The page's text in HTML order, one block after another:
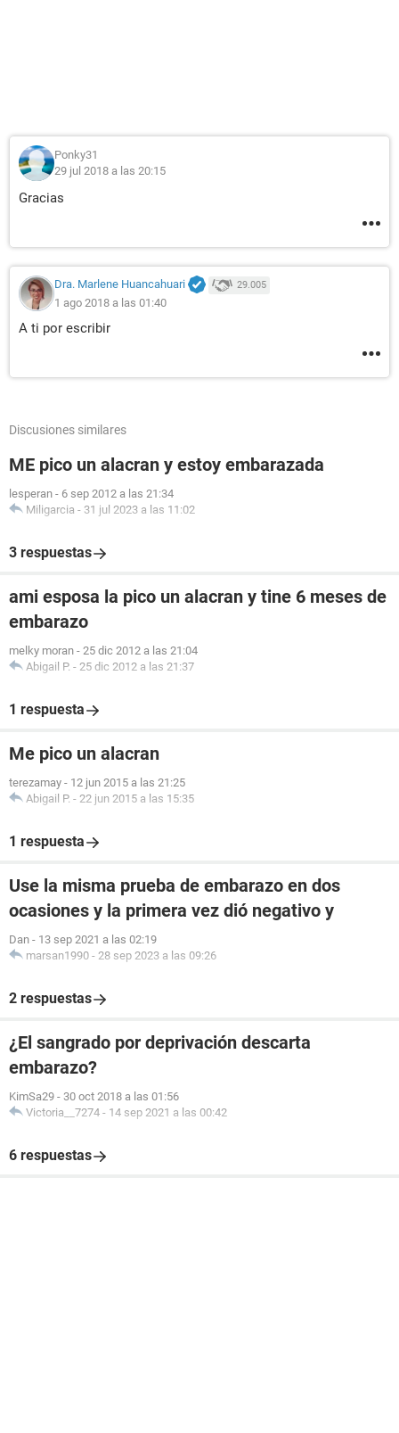
Ponky31
29 jul 2018 a las 20:15
Gracias
Dra. Marlene Huancahuari 29.005
1 ago 2018 a las 01:40
A ti por escribir
Discusiones similares
ME pico un alacran y estoy embarazada
lesperan - 6 sep 2012 a las 21:34
Miligarcia - 31 jul 2023 a las 11:02
3 respuestas
ami esposa la pico un alacran y tine 6 meses de
embarazo
melky moran - 25 dic 2012 a las 21:04
Abigail P. - 25 dic 2012 a las 21:37
1 respuesta
Me pico un alacran
terezamay - 12 jun 2015 a las 21:25
Abigail P. - 22 jun 2015 a las 15:35
1 respuesta
Use la misma prueba de embarazo en dos
ocasiones y la primera vez dió negativo y
Dan - 13 sep 2021 a las 02:19
marsan1990 - 28 sep 2023 a las 09:26
2 respuestas
¿El sangrado por deprivación descarta
embarazo?
KimSa29 - 30 oct 2018 a las 01:56
Victoria__7274 - 14 sep 2021 a las 00:42
6 respuestas